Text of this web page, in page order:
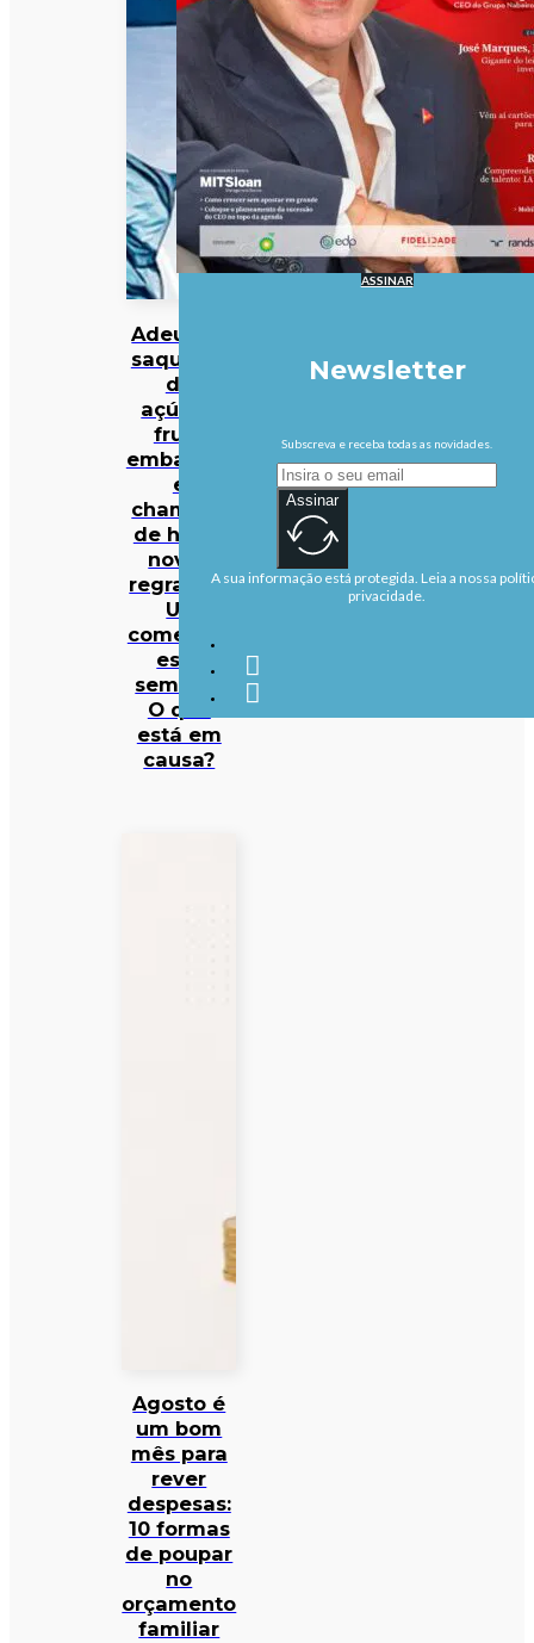
Adeus às
saquetas
de
açúcar,
fruta
embalada
e
champôs
de hotel:
novas
regras da
UE
começam
esta
semana.
O que
está em
causa?
Agosto é
um bom
mês para
rever
despesas:
10 formas
de poupar
no
orçamento
familiar
ASSINAR
Newsletter
Subscreva e receba todas as novidades.
Assinar
A sua informação está protegida. Leia a nossa
privacidade.